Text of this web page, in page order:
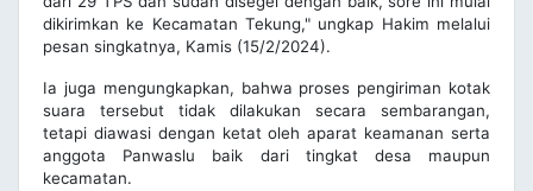
dikirimkan ke Kecamatan Tekung," ungkap Hakim melalui
pesan singkatnya, Kamis (15/2/2024).
Ia juga mengungkapkan, bahwa proses pengiriman kotak
suara tersebut tidak dilakukan secara sembarangan,
tetapi diawasi dengan ketat oleh aparat keamanan serta
anggota Panwaslu baik dari tingkat desa maupun
kecamatan.